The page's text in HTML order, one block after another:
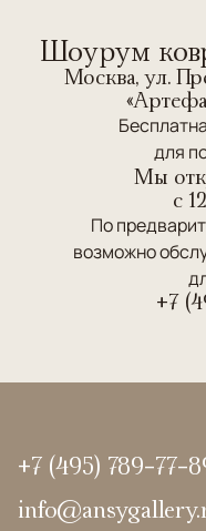
Шоурум
Москва, ул.
для
Мы
c
По
возможно
+7
+7 (495) 789-77-